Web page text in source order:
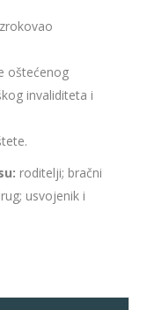
oštećenog
invaliditeta i
roditelji; bračni
usvojenik i